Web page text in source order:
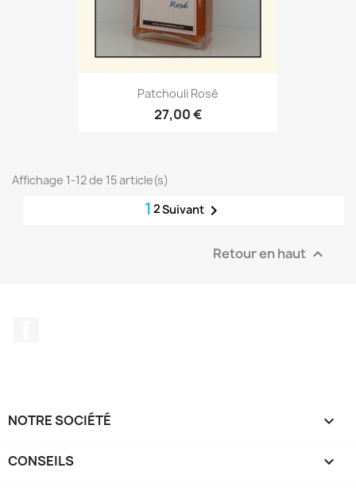
Patchouli Rosé
27,00 €
Affichage 1-12 de 15 article(s)
1 2Suivant 
Retour en haut 
NOTRE SOCIÉTÉ 
CONSEILS 